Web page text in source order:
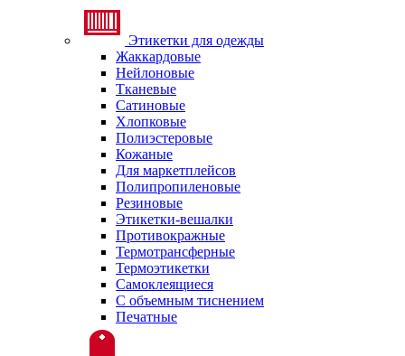
Этикетки для одежды
Жаккардовые
Нейлоновые
Тканевые
Сатиновые
Хлопковые
Полиэстеровые
Кожаные
Для маркетплейсов
Полипропиленовые
Резиновые
Этикетки-вешалки
Противокражные
Термотрансферные
Термоэтикетки
Самоклеящиеся
С объемным тиснением
Печатные